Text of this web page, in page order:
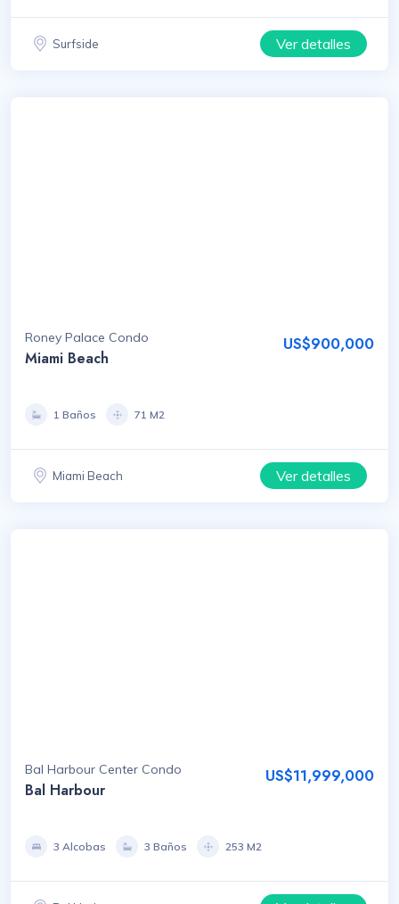
Surfside Ver detalles
Roney Palace Condo
Miami Beach
US$900,000
1 Baños 71 M2
Miami Beach Ver detalles
Bal Harbour Center Condo
Bal Harbour
US$11,999,000
3 Alcobas 3 Baños 253 M2